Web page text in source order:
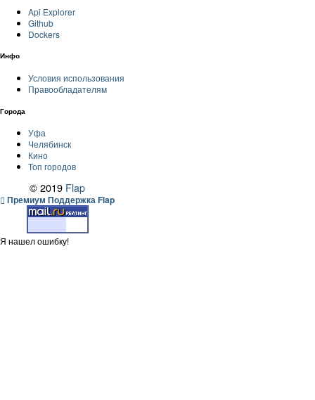
Api Explorer
Github
Dockers
Инфо
Условия использования
Правообладателям
Города
Уфа
Челябинск
Кино
Топ городов
© 2019 Flap
Премиум Поддержка Flap
Я нашел ошибку!